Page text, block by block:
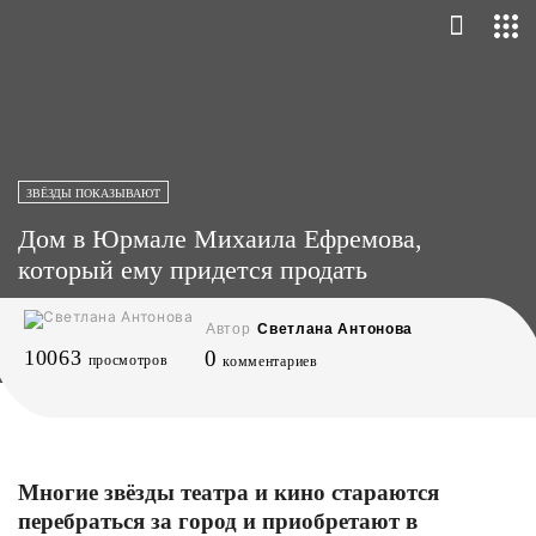
ЗВЁЗДЫ ПОКАЗЫВАЮТ
Дом в Юрмале Михаила Ефремова,
который ему придется продать
Автор Светлана Антонова
10063 просмотров 0 комментариев
Многие звёзды театра и кино стараются
перебраться за город и приобретают в